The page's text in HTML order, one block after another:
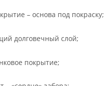
– основа под покраску;
долговечный слой;
покрытие;